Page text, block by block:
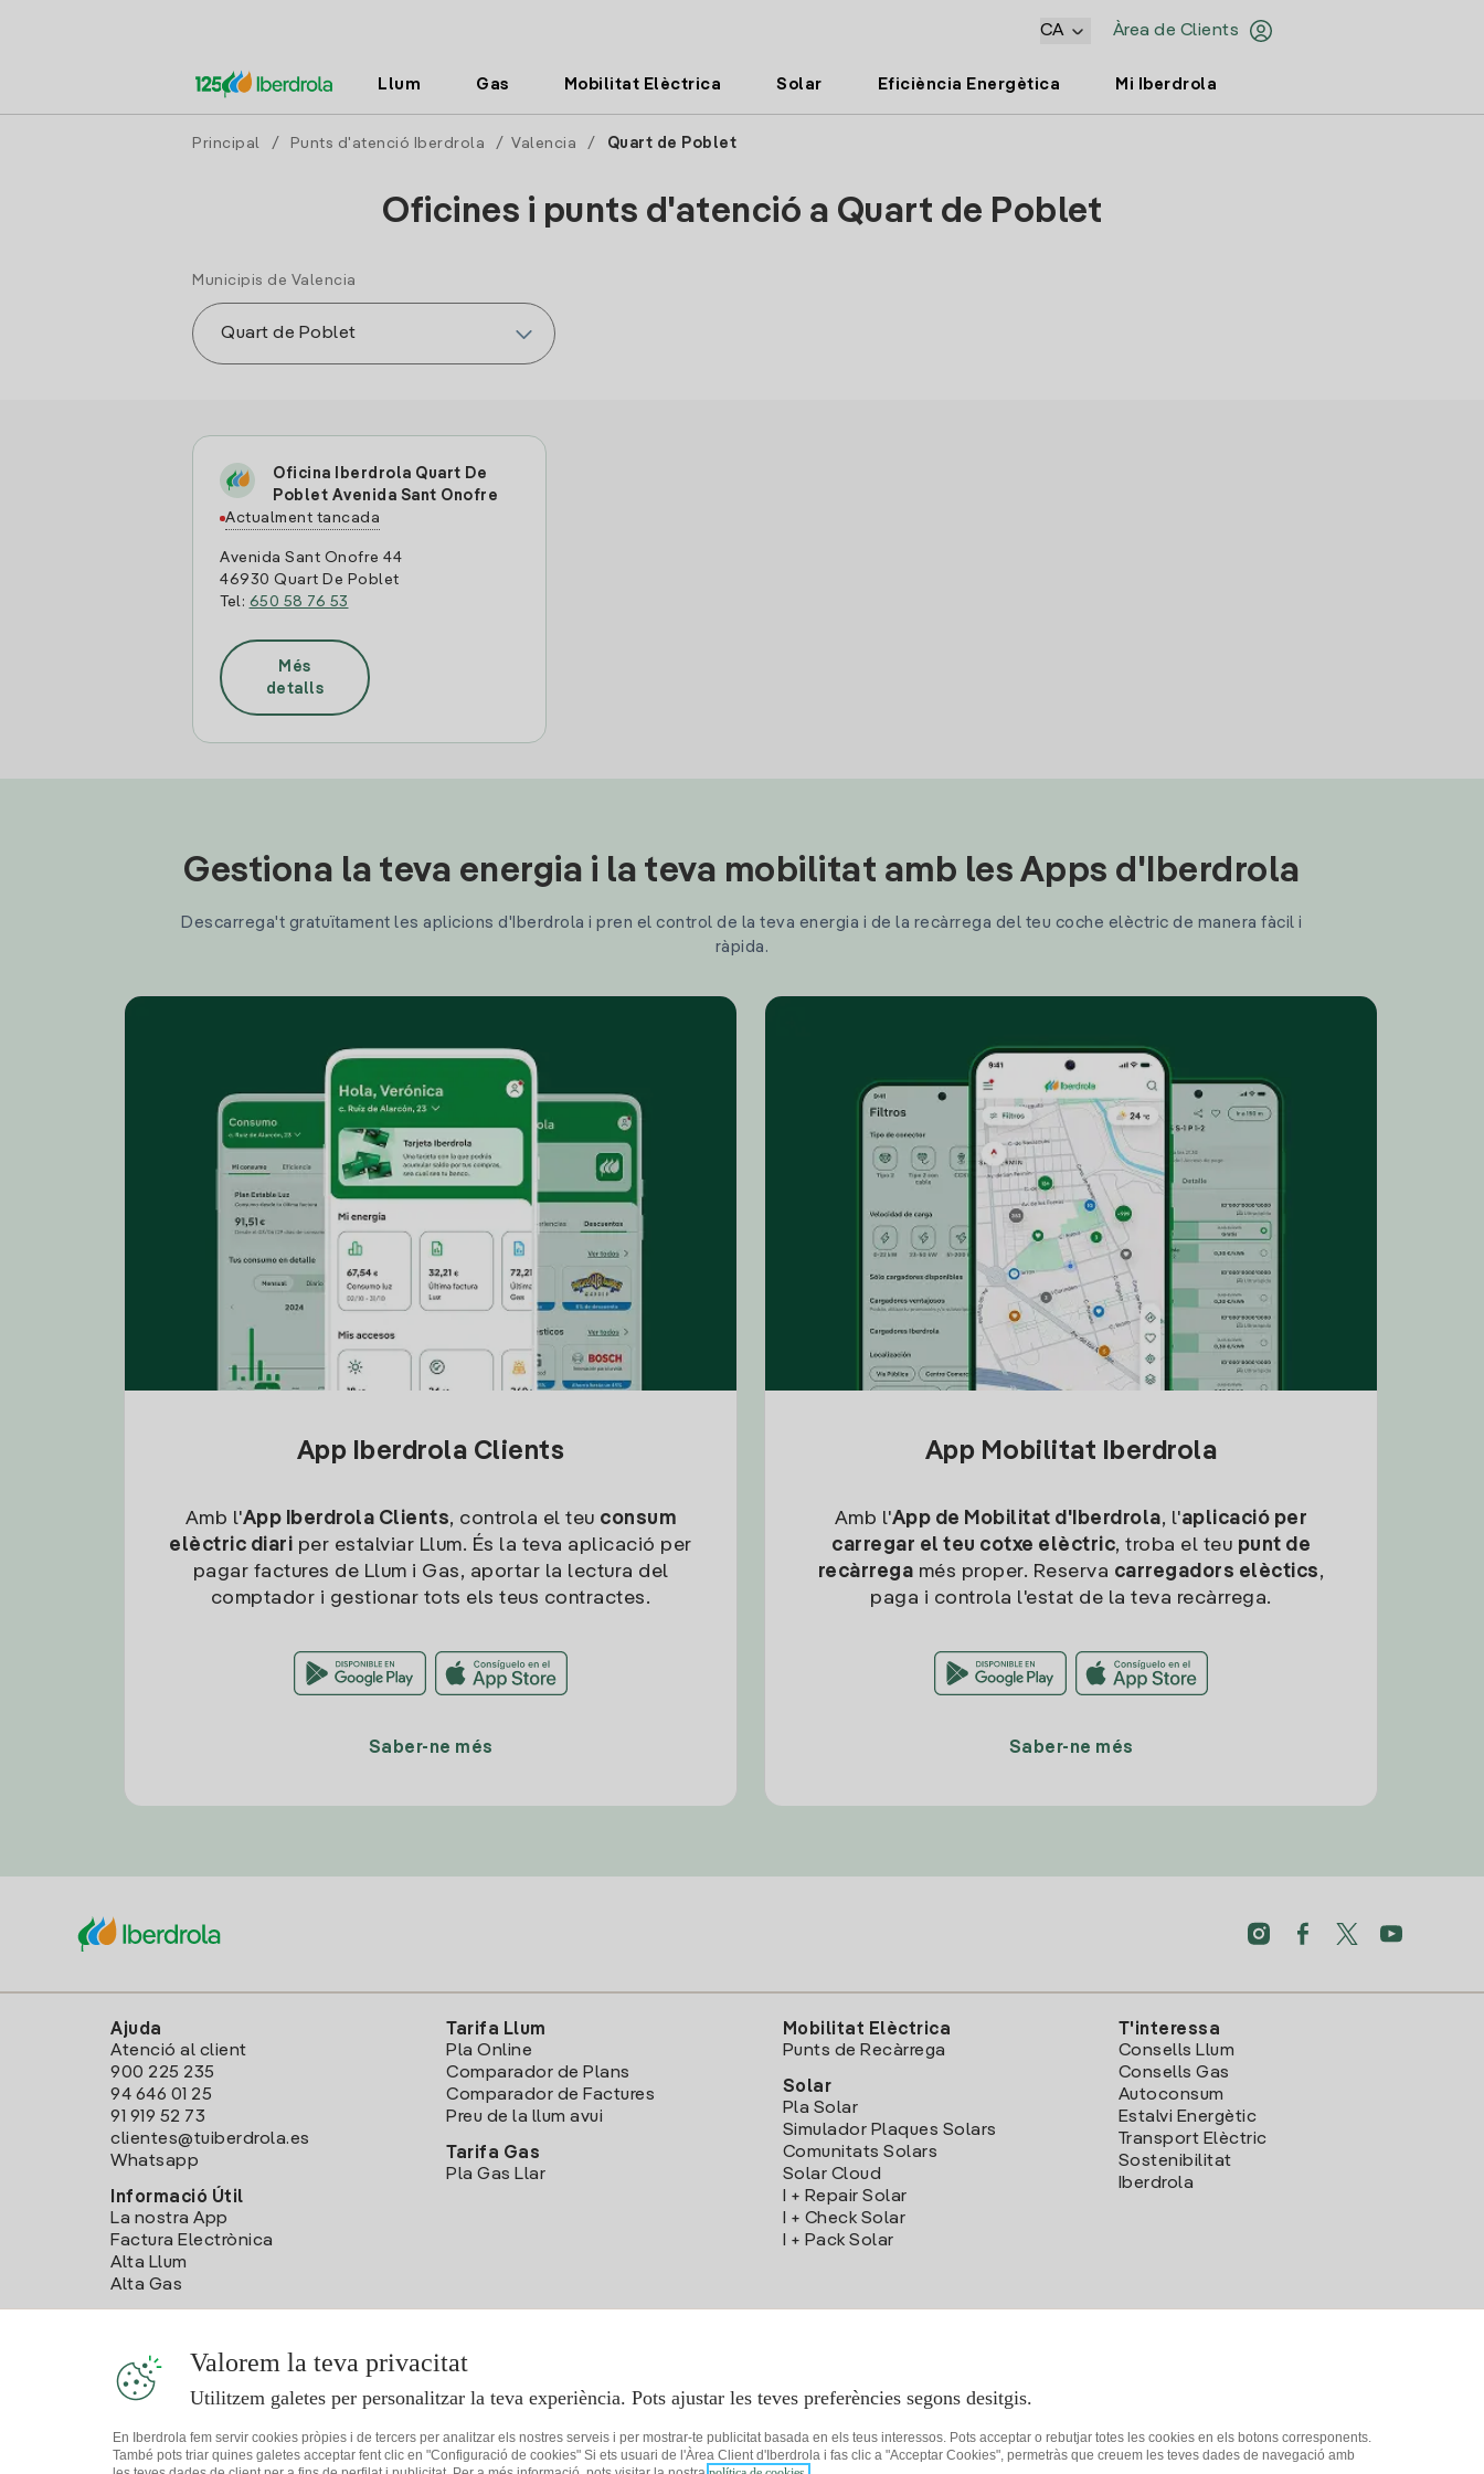
Àrea de Clients
CA
Llum Gas Mobilitat Elèctrica Solar Eficiència Energètica Mi Iberdrola
Principal / Punts d'atenció Iberdrola / Valencia / Quart de Poblet
Oficines i punts d'atenció a Quart de Poblet
Municipis de Valencia
Oficina Iberdrola Quart De
Poblet Avenida Sant Onofre
Actualment tancada
Avenida Sant Onofre 44
46930 Quart De Poblet
Tel: 650 58 76 53
Més
detalls
Gestiona la teva energia i la teva mobilitat amb les Apps d'Iberdrola
Descarrega't gratuïtament les aplicions d'Iberdrola i pren el control de la teva energia i de la recàrrega del teu coche elèctric de manera fàcil i
ràpida.
App Iberdrola Clients
Amb l'App Iberdrola Clients, controla el teu consum
elèctric diari per estalviar Llum. És la teva aplicació per
pagar factures de Llum i Gas, aportar la lectura del
comptador i gestionar tots els teus contractes.
Saber-ne més
App Mobilitat Iberdrola
Amb l'App de Mobilitat d'Iberdrola, l'aplicació per
carregar el teu cotxe elèctric, troba el teu punt de
recàrrega més proper. Reserva carregadors elèctics,
paga i controla l'estat de la teva recàrrega.
Saber-ne més
Ajuda
Atenció al client
900 225 235
94 646 01 25
91 919 52 73
clientes@tuiberdrola.es
Whatsapp
Informació Útil
La nostra App
Factura Electrònica
Alta Llum
Alta Gas
Tarifa Llum
Pla Online
Comparador de Plans
Comparador de Factures
Preu de la llum avui
Tarifa Gas
Pla Gas Llar
Mobilitat Elèctrica
Punts de Recàrrega
Solar
Pla Solar
Simulador Plaques Solars
Comunitats Solars
Solar Cloud
I + Repair Solar
I + Check Solar
I + Pack Solar
T'interessa
Consells Llum
Consells Gas
Autoconsum
Estalvi Energètic
Transport Elèctric
Sostenibilitat
Iberdrola
Valorem la teva privacitat
Utilitzem galetes per personalitzar la teva experiència. Pots ajustar les teves preferències segons desitgis.
En Iberdrola fem servir cookies pròpies i de tercers per analitzar els nostres serveis i per mostrar-te publicitat basada en els teus interessos. Pots acceptar o rebutjar totes les cookies en els botons corresponents.
També pots triar quines galetes acceptar fent clic en "Configuració de cookies" Si ets usuari de l'Àrea Client d'Iberdrola i fas clic a "Acceptar Cookies", permetràs que creuem les teves dades de navegació amb